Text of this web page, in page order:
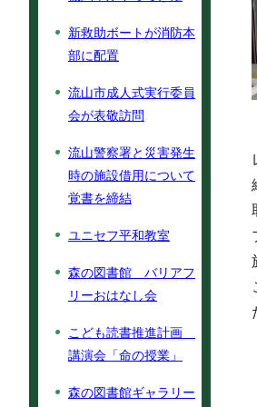
新救助ボートが消防本
部に配置
流山市成人式実行委員
会が表敬訪問
流山警察署と災害発生
時の施設借用について
覚書を締結
ユニセフ平和教室
森の図書館 バリアフ
リーおはなし会
こども読書推進計画
講演会「命の授業」
森の図書館ギャラリー